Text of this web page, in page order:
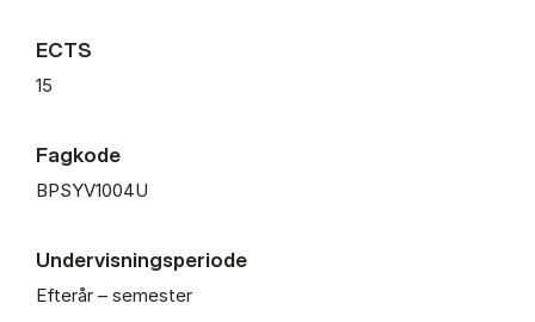
ECTS
15
Fagkode
BPSYV1004U
Undervisningsperiode
Efterår – semester